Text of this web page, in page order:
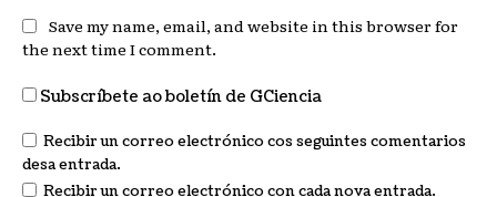
Save my name, email, and website in this browser for
the next time I comment.
Subscríbete ao boletín de GCiencia
Recibir un correo electrónico cos seguintes comentarios
desa entrada.
Recibir un correo electrónico con cada nova entrada.